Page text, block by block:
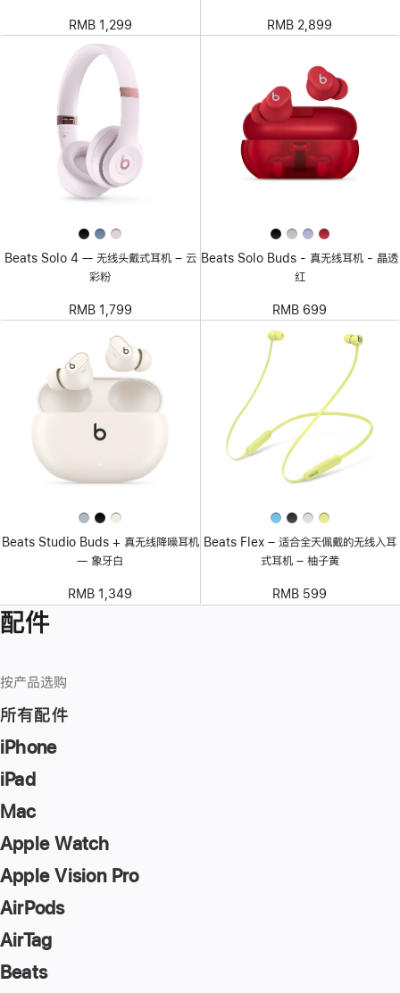
RMB 1,299 RMB 2,899
Beats Solo 4 — 无线头戴式耳机 – 云
彩粉
RMB 1,799
Beats Solo Buds - 真无线耳机 - 晶透
红
RMB 699
Beats Studio Buds + 真无线降噪耳机
— 象牙白
RMB 1,349
Beats Flex – 适合全天佩戴的无线入耳
式耳机 – 柚子黄
RMB 599
配件
按产品选购
所有配件
iPhone
iPad
Mac
Apple Watch
Apple Vision Pro
AirPods
AirTag
Beats